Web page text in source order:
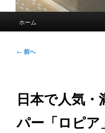
ホーム
投
ゲ
ー
ョ
← 前へ
日本で人気
パー「ロピ